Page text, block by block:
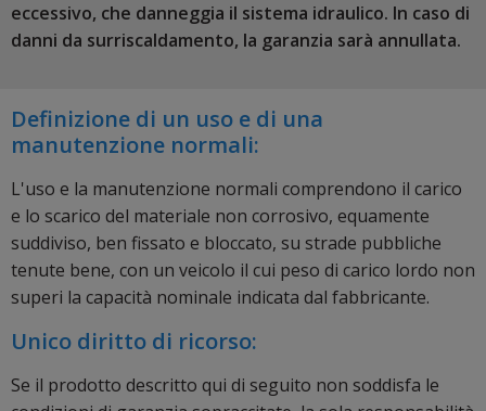
eccessivo, che danneggia il sistema idraulico. In caso di
danni da surriscaldamento, la garanzia sarà annullata.
Definizione di un uso e di una
manutenzione normali:
L'uso e la manutenzione normali comprendono il carico
e lo scarico del materiale non corrosivo, equamente
suddiviso, ben fissato e bloccato, su strade pubbliche
tenute bene, con un veicolo il cui peso di carico lordo non
superi la capacità nominale indicata dal fabbricante.
Unico diritto di ricorso:
Se il prodotto descritto qui di seguito non soddisfa le